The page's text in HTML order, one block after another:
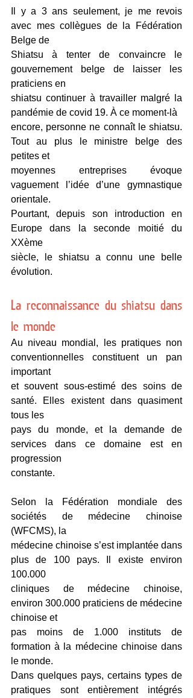
Il y a 3 ans seulement, je me revois
avec mes collègues de la Fédération
Belge de
Shiatsu à tenter de convaincre le
gouvernement belge de laisser les
praticiens en
shiatsu continuer à travailler malgré la
pandémie de covid 19. À ce moment-là
encore, personne ne connaît le shiatsu.
Tout au plus le ministre belge des
petites et
moyennes entreprises évoque
vaguement l’idée d’une gymnastique
orientale.
Pourtant, depuis son introduction en
Europe dans la seconde moitié du
XXème
siècle, le shiatsu a connu une belle
évolution.
La reconnaissance du shiatsu dans
le monde
Au niveau mondial, les pratiques non
conventionnelles constituent un pan
important
et souvent sous-estimé des soins de
santé. Elles existent dans quasiment
tous les
pays du monde, et la demande de
services dans ce domaine est en
progression
constante.
Selon la Fédération mondiale des
sociétés de médecine chinoise
(WFCMS), la
médecine chinoise s’est implantée dans
plus de 100 pays. Il existe environ
100.000
cliniques de médecine chinoise,
environ 300.000 praticiens de médecine
chinoise et
pas moins de 1.000 instituts de
formation à la médecine chinoise dans
le monde.
Dans quelques pays, certains types de
pratiques sont entièrement intégrés